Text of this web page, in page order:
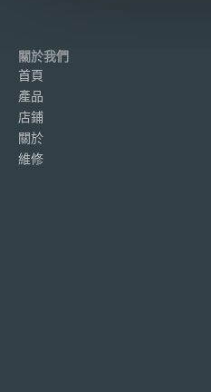
關於我們
首頁
產品
店鋪
關於
維修